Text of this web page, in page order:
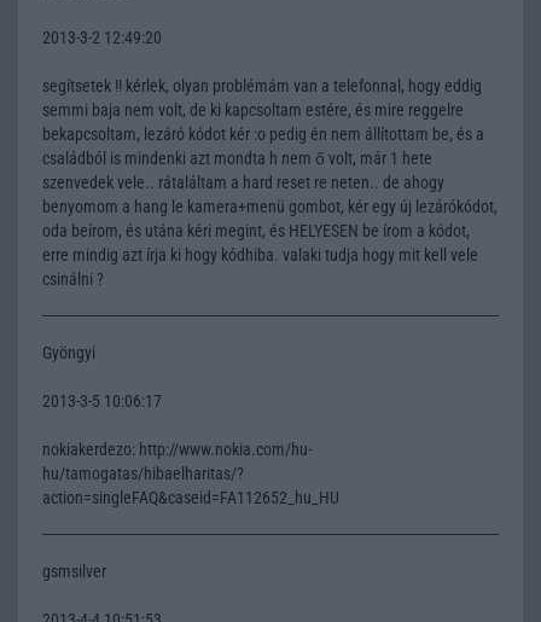
2013-3-2 12:49:20
segítsetek !! kérlek, olyan problémám van a telefonnal, hogy eddig
semmi baja nem volt, de ki kapcsoltam estére, és mire reggelre
bekapcsoltam, lezáró kódot kér :o pedig én nem állítottam be, és a
családból is mindenki azt mondta h nem ő volt, már 1 hete
szenvedek vele.. rátaláltam a hard reset re neten.. de ahogy
benyomom a hang le kamera+menü gombot, kér egy új lezárókódot,
oda beírom, és utána kéri megint, és HELYESEN be írom a kódot,
erre mindig azt írja ki hogy kódhiba. valaki tudja hogy mit kell vele
csinálni ?
Gyöngyi
2013-3-5 10:06:17
nokiakerdezo: http://www.nokia.com/hu-
hu/tamogatas/hibaelharitas/?
action=singleFAQ&caseid=FA112652_hu_HU
gsmsilver